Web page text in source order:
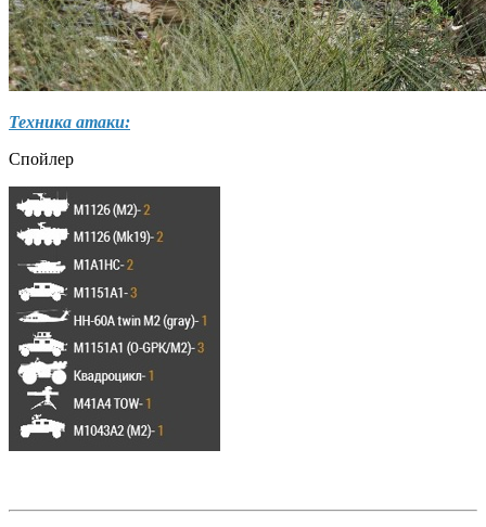
Техника атаки:
Спойлер